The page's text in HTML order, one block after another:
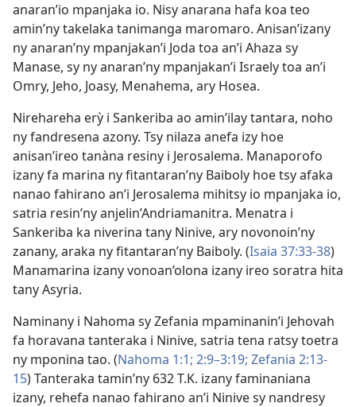
anaran’io mpanjaka io. Nisy anarana hafa koa teo
amin’ny takelaka tanimanga maromaro. Anisan’izany
ny anaran’ny mpanjakan’i Joda toa an’i Ahaza sy
Manase, sy ny anaran’ny mpanjakan’i Israely toa an’i
Omry, Jeho, Joasy, Menahema, ary Hosea.
Nirehareha erỳ i Sankeriba ao amin’ilay tantara, noho
ny fandresena azony. Tsy nilaza anefa izy hoe
anisan’ireo tanàna resiny i Jerosalema. Manaporofo
izany fa marina ny fitantaran’ny Baiboly hoe tsy afaka
nanao fahirano an’i Jerosalema mihitsy io mpanjaka io,
satria resin’ny anjelin’Andriamanitra. Menatra i
Sankeriba ka niverina tany Ninive, ary novonoin’ny
zanany, araka ny fitantaran’ny Baiboly. (Isaia 37:33-38)
Manamarina izany vonoan’olona izany ireo soratra hita
tany Asyria.
Naminany i Nahoma sy Zefania mpaminanin’i Jehovah
fa horavana tanteraka i Ninive, satria tena ratsy toetra
ny mponina tao. (Nahoma 1:1; 2:9–3:19; Zefania 2:13-
15) Tanteraka tamin’ny 632 T.K. izany faminaniana
izany, rehefa nanao fahirano an’i Ninive sy nandresy